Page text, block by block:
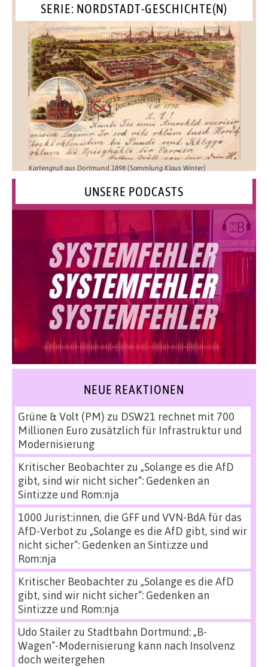
SERIE: NORDSTADT-GESCHICHTE(N)
Kartengruß aus Dortmund 1898 (Sammlung Klaus Winter)
UNSERE PODCASTS
NEUE REAKTIONEN
Grüne & Volt (PM) zu DSW21 rechnet mit 700
Millionen Euro zusätzlich für Infrastruktur und
Modernisierung
Kritischer Beobachterzu „Solange es die AfD
gibt, sind wir nicht sicher“: Gedenken an
Sinti:zze und Rom:nja
1000 Jurist:innen, die GFF und VVN-BdA für das
AfD-Verbot zu „Solange es die AfD gibt, sind wir
nicht sicher“: Gedenken an Sinti:zze und
Rom:nja
Kritischer Beobachterzu „Solange es die AfD
gibt, sind wir nicht sicher“: Gedenken an
Sinti:zze und Rom:nja
Udo Stailerzu Stadtbahn Dortmund: „B-
Wagen“-Modernisierung kann nach Insolvenz
doch weitergehen